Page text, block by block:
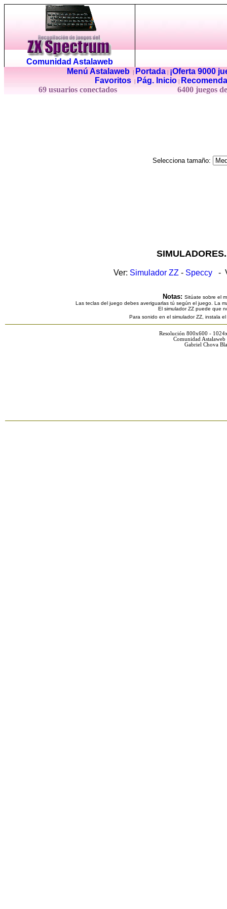
Comunidad Astalaweb
Menú Astalaweb| Portada|
¡Oferta 9000
Favoritos
Pág. Inicio
69 usuarios conectados
6400 juegos
Selecciona tamaño:
Ver: Simulador ZZ - Speccy -
Notas: Sitúate sobre el
Las teclas del juego debes averiguarlas tú según el juego. La
El simulador ZZ puede que
Para sonido en el simulador ZZ, instala
Resolución 800x600 -
Comunidad
Gabriel Chova